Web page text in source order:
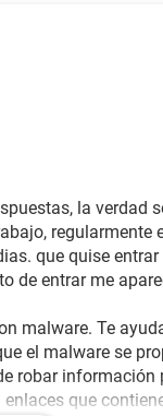
la verdad
regularmente
que quise
de entrar me
malware. Te
el malware se
robar información
que